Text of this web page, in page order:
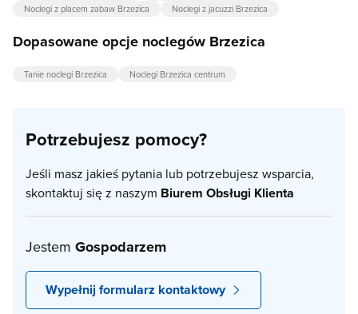
Noclegi z placem zabaw Brzezica
Noclegi z jacuzzi Brzezica
Dopasowane opcje noclegów Brzezica
Tanie noclegi Brzezica Noclegi Brzezica centrum
Potrzebujesz pomocy?
Jeśli masz jakieś pytania lub potrzebujesz wsparcia,
skontaktuj się z naszym Biurem Obsługi Klienta
Jestem Gospodarzem
Wypełnij formularz kontaktowy